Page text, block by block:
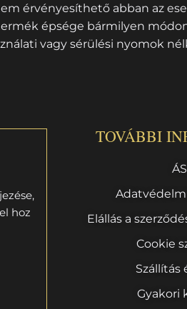
érvényesíthető abban az
épsége bármilyen
vagy sérülési nyomok
hoz
TOVÁBBI
Elállás a
Cookie
Szállítás
Gyakori